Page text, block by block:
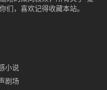
们，喜欢记得收藏本站。
小说
剧场